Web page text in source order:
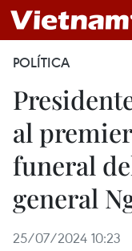
POLÍTICA
al
funeral
general
25/07/2024 10:23